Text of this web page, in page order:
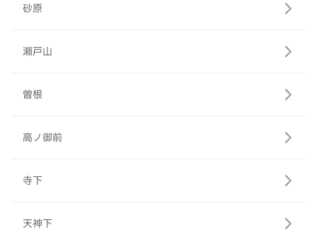
砂原
瀬戸山
曽根
高ノ御前
寺下
天神下